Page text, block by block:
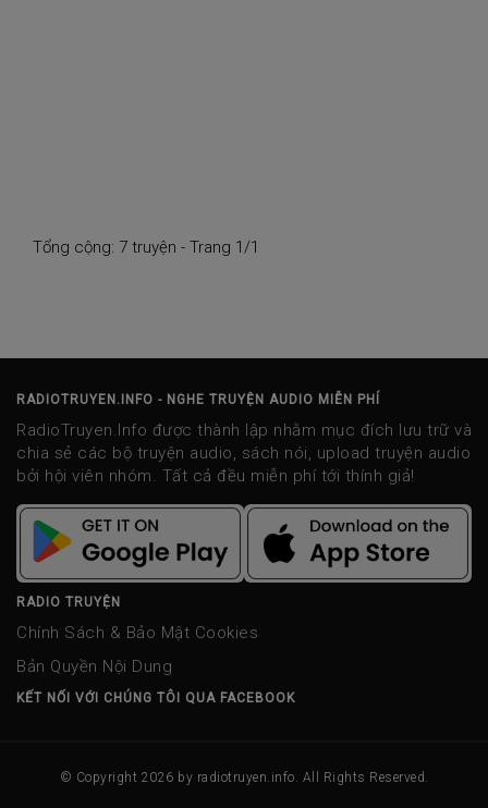
Tổng cộng: 7 truyện - Trang 1/1
RADIOTRUYEN.INFO - NGHE TRUYỆN AUDIO MIỄN PHÍ
RadioTruyen.Info được thành lập nhằm mục đích lưu trữ và
chia sẻ các bộ truyện audio, sách nói, upload truyện audio
bởi hội viên nhóm. Tất cả đều miễn phí tới thính giả!
RADIO TRUYỆN
Chính Sách & Bảo Mật Cookies
Bản Quyền Nội Dung
KẾT NỐI VỚI CHÚNG TÔI QUA FACEBOOK
© Copyright 2026 by radiotruyen.info. All Rights Reserved.